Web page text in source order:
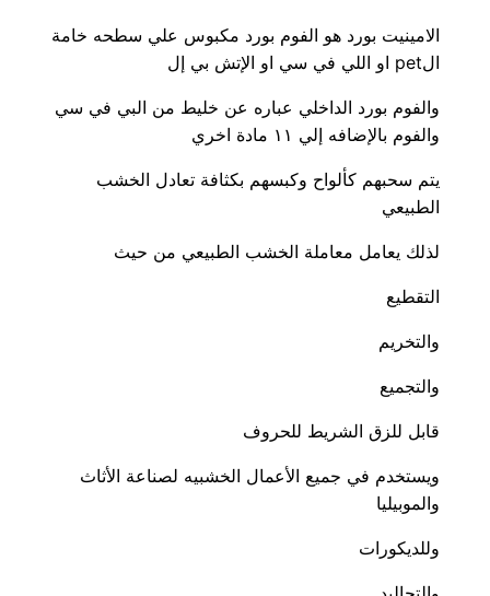
الامينيت بورد هو الفوم بورد مكبوس علي سطحه خامة
الpet او اللي في سي او الإتش بي إل
والفوم بورد الداخلي عباره عن خليط من البي في سي
والفوم بالإضافه إلي ١١ مادة اخري
يتم سحبهم كألواح وكبسهم بكثافة تعادل الخشب
الطبيعي
لذلك يعامل معاملة الخشب الطبيعي من حيث
التقطيع
والتخريم
والتجميع
قابل للزق الشريط للحروف
ويستخدم في جميع الأعمال الخشبيه لصناعة الأثاث
والموبيليا
وللديكورات